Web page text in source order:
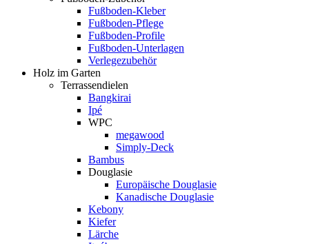
Fußboden-Kleber
Fußboden-Pflege
Fußboden-Profile
Fußboden-Unterlagen
Verlegezubehör
Holz im Garten
Terrassendielen
Bangkirai
Ipé
WPC
megawood
Simply-Deck
Bambus
Douglasie
Europäische Douglasie
Kanadische Douglasie
Kebony
Kiefer
Lärche